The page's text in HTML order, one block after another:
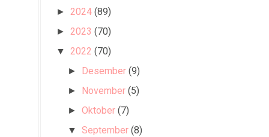
► 2024 (89)
► 2023 (70)
▼ 2022 (70)
► Desember (9)
► November (5)
►Oktober (7)
▼ September (8)